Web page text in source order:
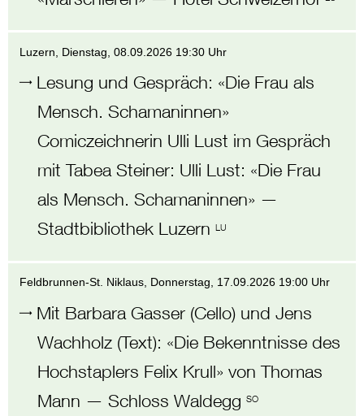
Luzern , Dienstag,08.09.2026 19:30 Uhr
Lesung und Gespräch: «Die Frau als
Mensch. Schamaninnen»
Comiczeichnerin Ulli Lust im Gespräch
mit Tabea Steiner: Ulli Lust: «Die Frau
als Mensch. Schamaninnen» —
Stadtbibliothek Luzern LU
Feldbrunnen-St. Niklaus , Donnerstag, 17.09.2026 19:00 Uhr
Mit Barbara Gasser (Cello) und Jens
Wachholz (Text): «Die Bekenntnisse des
Hochstaplers Felix Krull» von Thomas
Mann — Schloss Waldegg SO